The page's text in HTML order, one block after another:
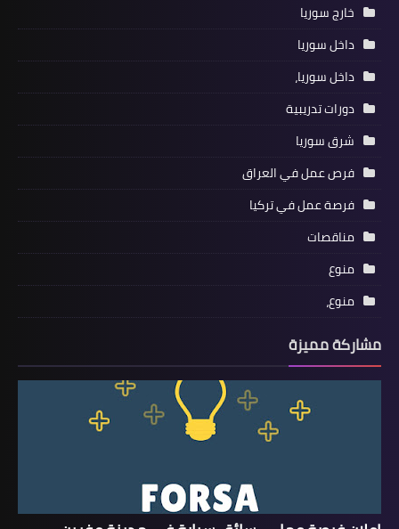
خارج سوريا
داخل سوريا
داخل سوريا،
دورات تدريبية
شرق سوريا
فرص عمل في العراق
فرصة عمل في تركيا
مناقصات
منوع
منوع،
مشاركة مميزة